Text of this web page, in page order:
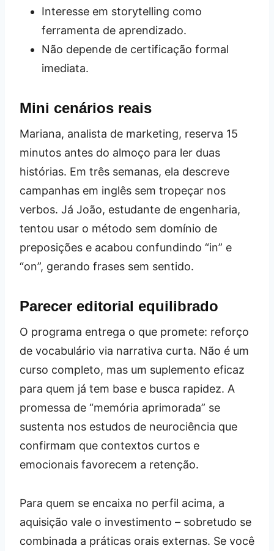
Interesse em storytelling como
ferramenta de aprendizado.
Não depende de certificação formal
imediata.
Mini cenários reais
Mariana, analista de marketing, reserva 15
minutos antes do almoço para ler duas
histórias. Em três semanas, ela descreve
campanhas em inglês sem tropeçar nos
verbos. Já João, estudante de engenharia,
tentou usar o método sem domínio de
preposições e acabou confundindo “in” e
“on”, gerando frases sem sentido.
Parecer editorial equilibrado
O programa entrega o que promete: reforço
de vocabulário via narrativa curta. Não é um
curso completo, mas um suplemento eficaz
para quem já tem base e busca rapidez. A
promessa de “memória aprimorada” se
sustenta nos estudos de neurociência que
confirmam que contextos curtos e
emocionais favorecem a retenção.
Para quem se encaixa no perfil acima, a
aquisição vale o investimento – sobretudo se
combinada a práticas orais externas. Se você